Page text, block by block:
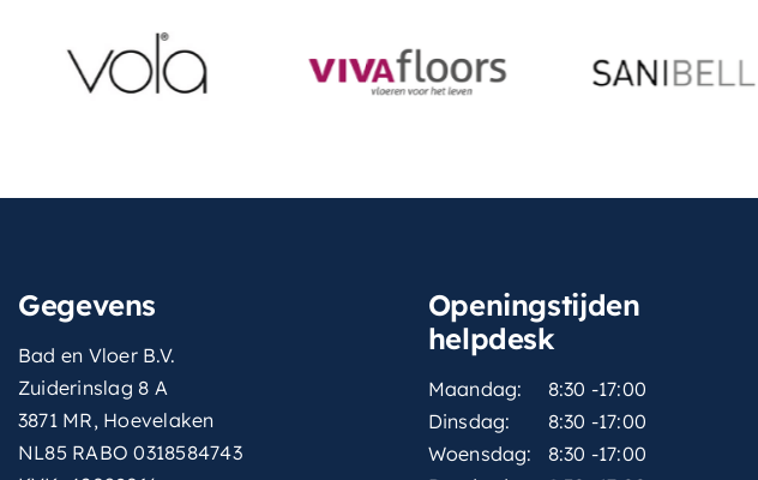
Gegevens
Bad en Vloer B.V.
Zuiderinslag 8 A
3871 MR, Hoevelaken
NL85 RABO 0318584743
Openingstijden
helpdesk
Maandag:
8:30 -17:00
Dinsdag:
8:30 -17:00
Woensdag:
8:30 -17:00